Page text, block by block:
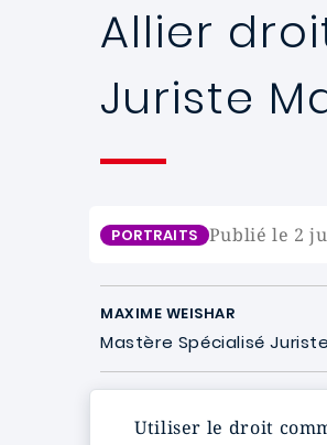
Allier
Juriste
PORTRAITS Publié le 2
MAXIME WEISHAR
Mastère Spécialisé
Utiliser le droit